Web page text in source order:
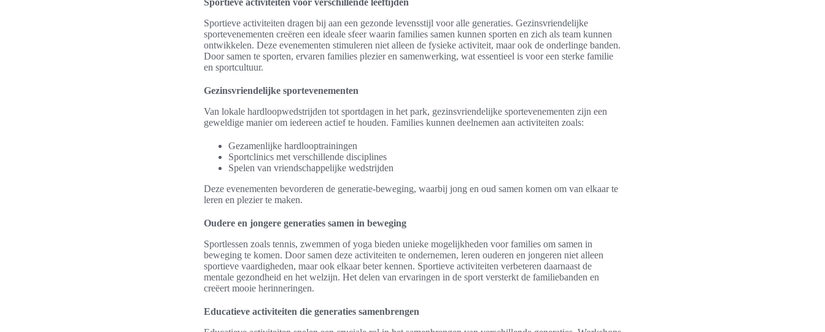
Sportieve activiteiten dragen bij aan een gezonde levensstijl voor alle generaties. Gezinsvriendelijke
sportevenementen creëren een ideale sfeer waarin families samen kunnen sporten en zich als team kunnen
ontwikkelen. Deze evenementen stimuleren niet alleen de fysieke activiteit, maar ook de onderlinge banden.
Door samen te sporten, ervaren families plezier en samenwerking, wat essentieel is voor een sterke familie
en sportcultuur.
Gezinsvriendelijke sportevenementen
Van lokale hardloopwedstrijden tot sportdagen in het park, gezinsvriendelijke sportevenementen zijn een
geweldige manier om iedereen actief te houden. Families kunnen deelnemen aan activiteiten zoals:
Gezamenlijke hardlooptrainingen
Sportclinics met verschillende disciplines
Spelen van vriendschappelijke wedstrijden
Deze evenementen bevorderen de generatie-beweging, waarbij jong en oud samen komen om van elkaar te
leren en plezier te maken.
Oudere en jongere generaties samen in beweging
Sportlessen zoals tennis, zwemmen of yoga bieden unieke mogelijkheden voor families om samen in
beweging te komen. Door samen deze activiteiten te ondernemen, leren ouderen en jongeren niet alleen
sportieve vaardigheden, maar ook elkaar beter kennen. Sportieve activiteiten verbeteren daarnaast de
mentale gezondheid en het welzijn. Het delen van ervaringen in de sport versterkt de familiebanden en
creëert mooie herinneringen.
Educatieve activiteiten die generaties samenbrengen